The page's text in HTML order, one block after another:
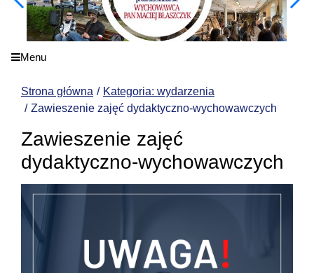
Menu
Strona główna
Kategoria: wydarzenia
Zawieszenie zajęć dydaktyczno-wychowawczych
Zawieszenie zajęć
dydaktyczno-wychowawczych